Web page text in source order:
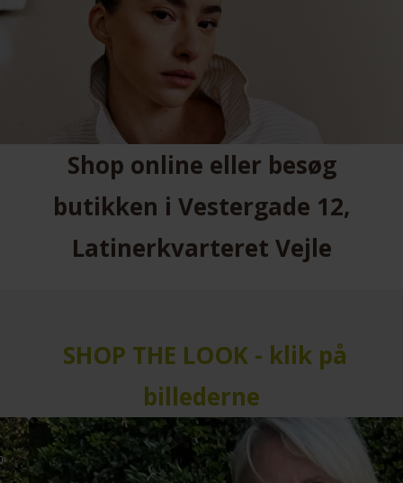
Shop online eller besøg
butikken i Vestergade 12,
Latinerkvarteret Vejle
SHOP THE LOOK - klik på
billederne